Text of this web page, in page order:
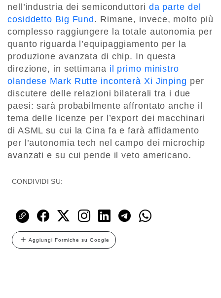
nell’industria dei semiconduttori da parte del
cosiddetto Big Fund. Rimane, invece, molto più
complesso raggiungere la totale autonomia per
quanto riguarda l’equipaggiamento per la
produzione avanzata di chip. In questa
direzione, in settimana il primo ministro
olandese Mark Rutte inconterà Xi Jinping per
discutere delle relazioni bilaterali tra i due
paesi: sarà probabilmente affrontato anche il
tema delle licenze per l’export dei macchinari
di ASML su cui la Cina fa e farà affidamento
per l’autonomia tech nel campo dei microchip
avanzati e su cui pende il veto americano.
CONDIVIDI SU:
Aggiungi Formiche su Google